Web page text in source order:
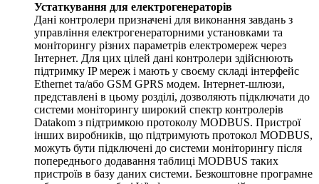
Устаткування для електрогенераторів
Дані контролери призначені для виконання завдань з
управління електрогенераторними установками та
моніторингу різних параметрів електромереж через
Інтернет. Для цих цілей дані контролери здійснюють
підтримку IP мереж і мають у своєму складі інтерфейс
Ethernet та/або GSM GPRS модем. Інтернет-шлюзи,
представлені в цьому розділі, дозволяють підключати до
системи моніторингу широкий спектр контролерів
Datakom з підтримкою протоколу MODBUS. Пристрої
інших виробників, що підтримують протокол MODBUS,
можуть бути підключені до системи моніторингу після
попереднього додавання таблиці MODBUS таких
пристроїв в базу даних системи. Безкоштовне програмне